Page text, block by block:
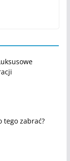
tego zabrać?